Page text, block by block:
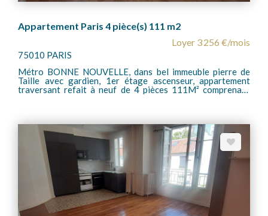
Appartement Paris 4 pièce(s) 111 m2
Loyer 3 256 €/mois
75010 PARIS
Métro BONNE NOUVELLE, dans bel immeuble pierre de
Taille avec gardien, 1er étage ascenseur, appartement
traversant refait à neuf de 4 pièces 111M² comprenant